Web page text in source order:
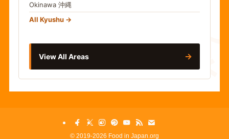
食
Okinawa 沖縄
All Kyushu
View All Areas →
© 2019-2026 Food in Japan.org